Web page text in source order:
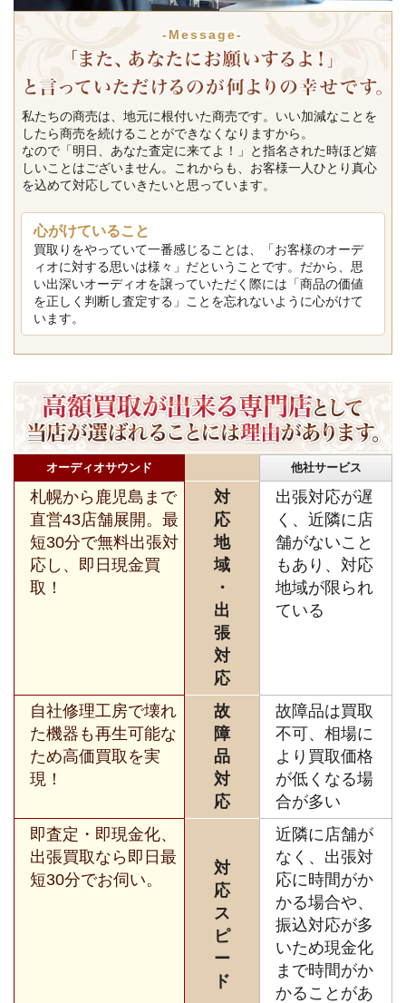
-Message-
私たちの商売は、地元に根付いた商売です。いい加減なことを
したら商売を続けることができなくなりますから。
なので「明日、あなた査定に来てよ！」と指名された時ほど嬉
しいことはございません。これからも、お客様一人ひとり真心
を込めて対応していきたいと思っています。
心がけていること
買取りをやっていて一番感じることは、「お客様のオーデ
ィオに対する思いは様々」だということです。だから、思
い出深いオーディオを譲っていただく際には「商品の価値
を正しく判断し査定する」ことを忘れないように心がけて
います。
オーディオサウンド 他社サービス
札幌から鹿児島まで
直営43店舗展開。最
短30分で無料出張対
応し、即日現金買
取！
対
応
地
域
・
出
張
対
応
出張対応が遅
く、近隣に店
舗がないこと
もあり、対応
地域が限られ
ている
自社修理工房で壊れ
た機器も再生可能な
ため高価買取を実
現！
故
障
品
対
応
故障品は買取
不可、相場に
より買取価格
が低くなる場
合が多い
即査定・即現金化、
出張買取なら即日最
短30分でお伺い。
対
応
ス
ピ
ー
ド
近隣に店舗が
なく、出張対
応に時間がか
かる場合や、
振込対応が多
いため現金化
まで時間がか
かることがあ